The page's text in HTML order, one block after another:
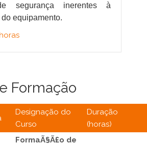
segurança inerentes à
equipamento.
Formação
Designação do
Curso
Duração
(horas)
FormaÃ§Ã£o de